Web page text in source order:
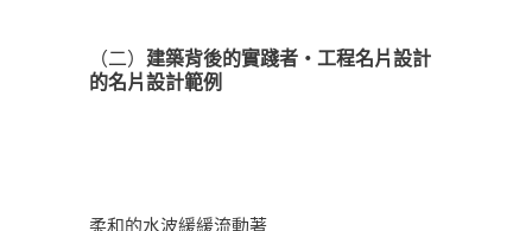
（二） 建築背後的實踐者・工程名片設計
的名片設計範例
柔和的水波緩緩流動著